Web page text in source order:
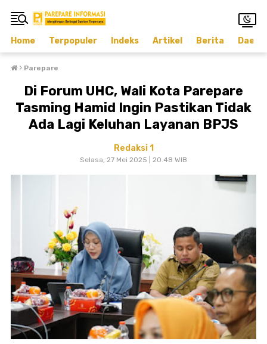
Home Terpopuler Indeks Artikel Berita
› Parepare
Di Forum UHC, Wali Kota Parepare
Tasming Hamid Ingin Pastikan Tidak
Ada Lagi Keluhan Layanan BPJS
Redaksi 1
Selasa, 27 Mei 2025 | 20.48 WIB